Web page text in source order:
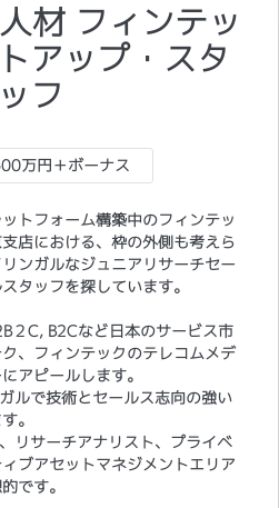
材 フィンテッ
アップ・スタ
ッフ
万円＋ボーナス
トフォーム構築中のフィンテッ
店における、枠の外側も考えら
ンガルなジュニアリサーチセー
タッフを探しています。
２C, B2Cなど日本のサービス市
、フィンテックのテレコムメデ
アピールします。
ルで技術とセールス志向の強い
。
リサーチアナリスト、プライベ
ブアセットマネジメントエリア
です。